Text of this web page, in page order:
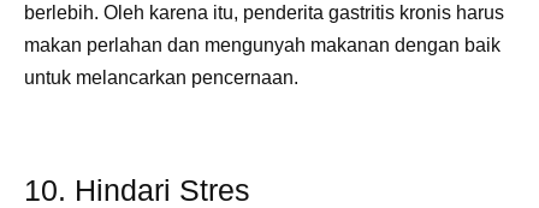
berlebih. Oleh karena itu, penderita gastritis kronis harus
makan perlahan dan mengunyah makanan dengan baik
untuk melancarkan pencernaan.
10. Hindari Stres